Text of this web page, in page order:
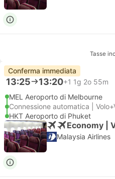
Tasse
Conferma immediata
13:25 13:20+1 1g 2o 55m
MEL Aeroporto di Melbourne
Connessione automatica |
HKT Aeroporto di Phuket
Economy |
Malaysia Airlines